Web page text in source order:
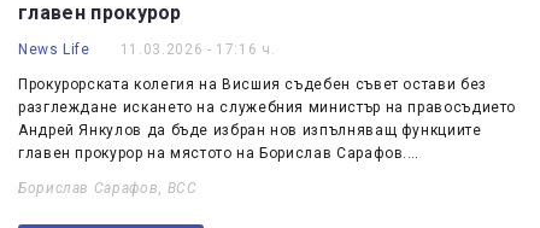
главен прокурор
News Life 11.03.2026 - 17:16 ч.
Прокурорската колегия на Висшия съдебен съвет остави без
разглеждане искането на служебния министър на правосъдието
Андрей Янкулов да бъде избран нов изпълняващ функциите
главен прокурор на мястото на Борислав Сарафов.…
Борислав Сарафов, ВСС